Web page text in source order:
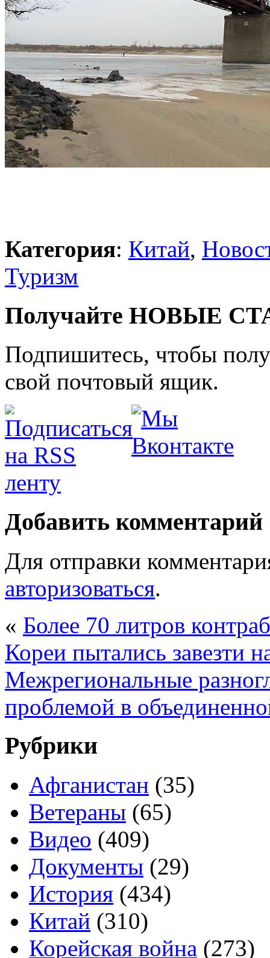
Категория: Китай,
Туризм
Получайте НОВЫЕ
Подпишитесь, чтобы
свой почтовый ящик.
Добавить комментарий
Для отправки
авторизоваться.
« Более 70 литров
Кореи пытались завезти
Межрегиональные
проблемой в
Рубрики
Афганистан (35)
Ветераны (65)
Видео (409)
Документы (29)
История (434)
Китай (310)
Корейская война (273)